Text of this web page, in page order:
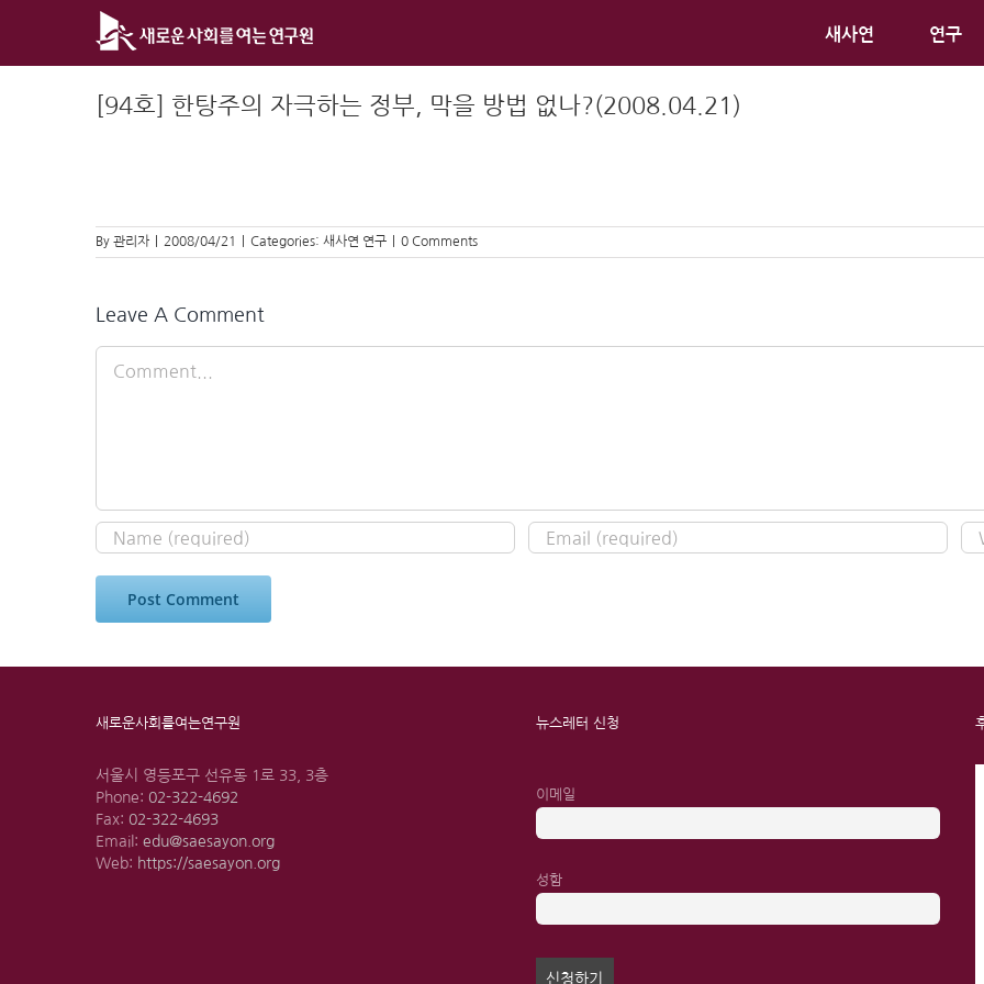
새사연 연구
[94호] 한탕주의 자극하는 정부, 막을 방법 없나?(2008.04.21)
By 관리자 2008/04/21 Categories: 새사연 연구 0 Comments
Leave A Comment
새로운사회를여는연구원
서울시 영등포구 선유동 1로 33, 3층
Phone: 02-322-4692
Fax: 02-322-4693
Email: edu@saesayon.org
Web: https://saesayon.org
뉴스레터 신청
이메일
성함